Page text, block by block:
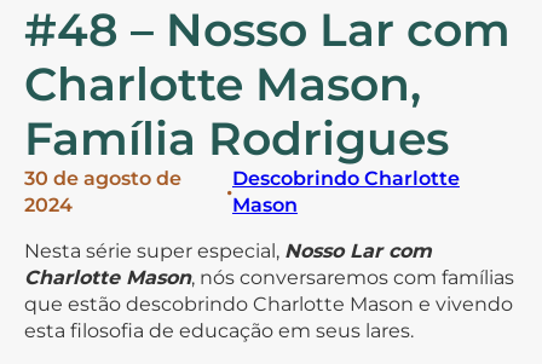
#48 – Nosso Lar com
Charlotte Mason,
Família Rodrigues
30 de agosto de
2024
•
Descobrindo Charlotte
Mason
Nesta série super especial, Nosso Lar com
Charlotte Mason, nós conversaremos com famílias
que estão descobrindo Charlotte Mason e vivendo
esta filosofia de educação em seus lares.